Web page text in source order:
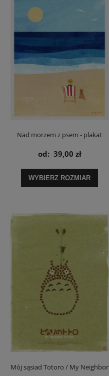
Nad morzem z psem - plakat
od: 39,00 zł
WYBIERZ ROZMIAR
Mój sąsiad Totoro / My Neighbor